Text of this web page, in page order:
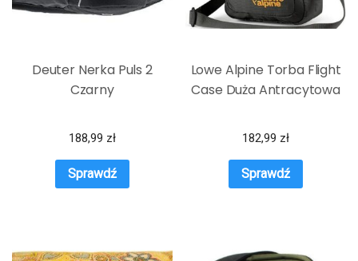
Deuter Nerka Puls 2
Czarny
188,99 zł
Sprawdź
Lowe Alpine Torba Flight
Case Duża Antracytowa
182,99 zł
Sprawdź